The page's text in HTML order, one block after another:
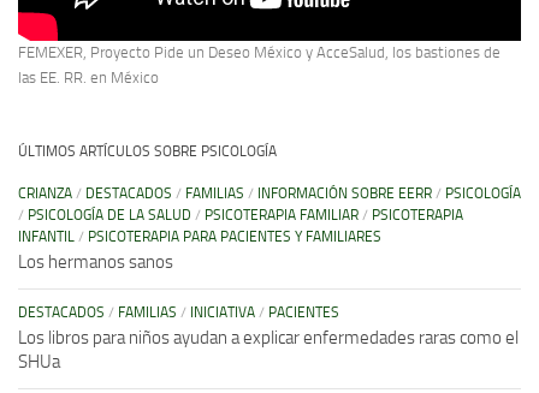
FEMEXER, Proyecto Pide un Deseo México y AcceSalud, los bastiones de
las EE. RR. en México
ÚLTIMOS ARTÍCULOS SOBRE PSICOLOGÍA
CRIANZA / DESTACADOS / FAMILIAS / INFORMACIÓN SOBRE EERR / PSICOLOGÍA
/ PSICOLOGÍA DE LA SALUD / PSICOTERAPIA FAMILIAR / PSICOTERAPIA
INFANTIL / PSICOTERAPIA PARA PACIENTES Y FAMILIARES
Los hermanos sanos
DESTACADOS / FAMILIAS / INICIATIVA / PACIENTES
Los libros para niños ayudan a explicar enfermedades raras como el
SHUa